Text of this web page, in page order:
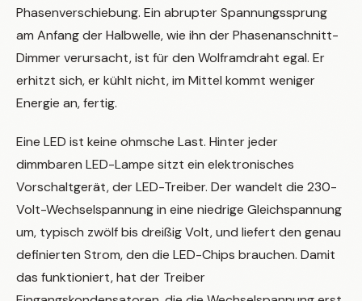
Phasenverschiebung. Ein abrupter Spannungssprung
am Anfang der Halbwelle, wie ihn der Phasenanschnitt-
Dimmer verursacht, ist für den Wolframdraht egal. Er
erhitzt sich, er kühlt nicht, im Mittel kommt weniger
Energie an, fertig.
Eine LED ist keine ohmsche Last. Hinter jeder
dimmbaren LED-Lampe sitzt ein elektronisches
Vorschaltgerät, der LED-Treiber. Der wandelt die 230-
Volt-Wechselspannung in eine niedrige Gleichspannung
um, typisch zwölf bis dreißig Volt, und liefert den genau
definierten Strom, den die LED-Chips brauchen. Damit
das funktioniert, hat der Treiber